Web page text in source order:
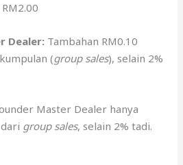
RM2.00
Dealer: Tambahan RM0.10
(group sales), selain 2%
Master Dealer hanya
group sales, selain 2% tadi.